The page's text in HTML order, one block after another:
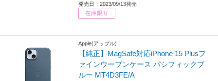
発売日：2023/09/13発売
在庫限り
Apple(アップル)
【純正】MagSafe対応iPhone 15 Plusフ
ァインウーブンケース パシフィックブ
ルー MT4D3FE/A